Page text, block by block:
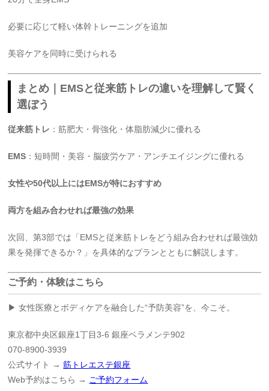
必要に応じて軽い体幹トレーニングを追加
美容ケアを同時に受けられる
まとめ｜EMSと従来筋トレの違いを理解して賢く
選ぼう
従来筋トレ ：筋肥大・骨強化・体脂肪減少に優れる
EMS ：短時間・美容・脳疲労ケア・アンチエイジングに優れる
女性や50代以上にはEMSが特におすすめ
両方を組み合わせれば最強の効果
次回、第3部では「EMSと従来筋トレをどう組み合わせれば最強効
果を発揮できるか？」を具体的なプランとともに解説します。
ご予約・体験はこちら
▶ 女性医療とボディケアを融合した“予防美容”を、今こそ。
東京都中央区銀座1丁目3-6 銀座ベラメンテ902
070-8900-3939
公式サイト →筋トレエステ銀座
Web予約はこちら → ご予約フォーム